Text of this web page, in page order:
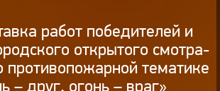
работ победителей и
открытого смотра-
противопожарной тематике
– друг, огонь – враг»